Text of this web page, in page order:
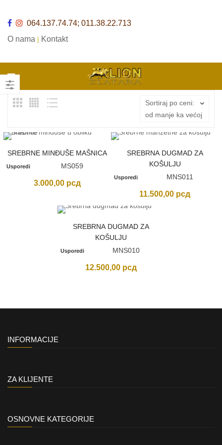
064.137.74.74; 011.38.22.713
O nama | Kontakt
Sortiraj po ceni:
od manje ka većoj
SREBRNE MINĐUŠE MAŠNICA
Usporedi MS059
3.000,00 рсд
SREBRNA DUGMAD ZA
KOŠULJU
Usporedi MNS011
11.500,00 рсд
SREBRNA DUGMAD ZA
KOŠULJU
Usporedi MNS010
12.500,00 рсд
INFORMACIJE
ZA KLIJENTE
OSNOVNE KATEGORIJE